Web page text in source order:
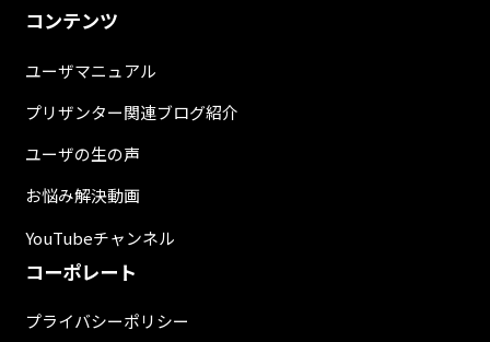
コンテンツ
ユーザマニュアル
プリザンター関連ブログ紹介
ユーザの生の声
お悩み解決動画
YouTubeチャンネル
コーポレート
プライバシーポリシー